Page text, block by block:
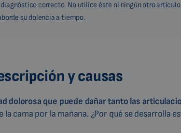
correcto. No utilice éste ni ningún otro
su dolencia a tiempo.
y causas
dolorosa que puede dañar tanto las
la cama por la mañana. ¿Por qué se desarrolla